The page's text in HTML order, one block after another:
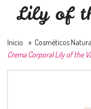
Lily of
Inicio » Cosméticos
Crema Corporal Lily of the